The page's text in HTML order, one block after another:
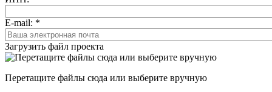
E-mail: *
Загрузить файл проекта
Перетащите файлы сюда или выберите вручную